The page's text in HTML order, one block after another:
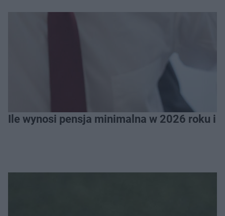
Ile wynosi pensja minimalna w 2026 roku i